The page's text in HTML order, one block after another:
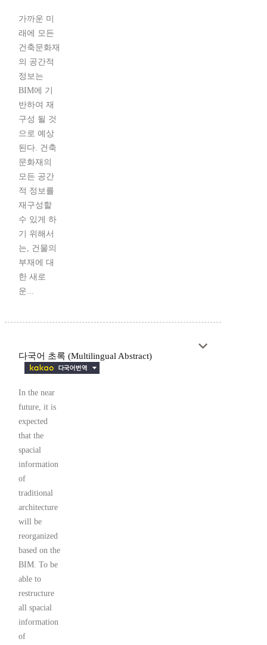
가까운 미
래에 모든
건축문화재
의 공간적
정보는
BIM에 기
반하여 재
구성 될 것
으로 예상
된다. 건축
문화재의
모든 공간
적 정보를
재구성할
수 있게 하
기 위해서
는, 건물의
부재에 대
한 새로
운...
다국어 초록 (Multilingual Abstract)
In the near
future, it is
expected
that the
spacial
information
of
traditional
architecture
will be
reorganized
based on the
BIM. To be
able to
restructure
all spacial
information
of